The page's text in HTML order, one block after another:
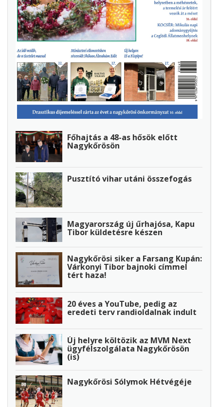
Főhajtás a 48-as hősök előtt
Nagykőrösön
Pusztító vihar utáni összefogás
Magyarország új űrhajósa, Kapu
Tibor küldetésre készen
Nagykőrösi siker a Farsang Kupán:
Várkonyi Tibor bajnoki címmel
tért haza!
20 éves a YouTube, pedig az
eredeti terv randioldalnak indult
Új helyre költözik az MVM Next
ügyfélszolgálata Nagykőrösön
(is)
Nagykőrösi Sólymok Hétvégéje